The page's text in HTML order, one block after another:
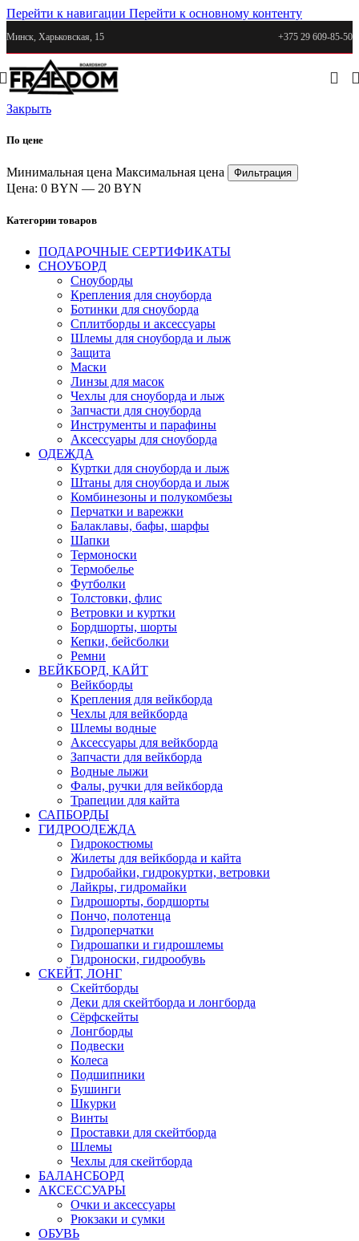
Перейти к навигации Перейти к основному контенту
Минск, Харьковская, 15 +375 29 609-85-50
Закрыть
По цене
Минимальная цена Максимальная цена Фильтрация
Цена: 0 BYN — 20 BYN
Категории товаров
ПОДАРОЧНЫЕ СЕРТИФИКАТЫ
СНОУБОРД
Сноуборды
Крепления для сноуборда
Ботинки для сноуборда
Сплитборды и аксессуары
Шлемы для сноуборда и лыж
Защита
Маски
Линзы для масок
Чехлы для сноуборда и лыж
Запчасти для сноуборда
Инструменты и парафины
Аксессуары для сноуборда
ОДЕЖДА
Куртки для сноуборда и лыж
Штаны для сноуборда и лыж
Комбинезоны и полукомбезы
Перчатки и варежки
Балаклавы, бафы, шарфы
Шапки
Термоноски
Термобелье
Футболки
Толстовки, флис
Ветровки и куртки
Бордшорты, шорты
Кепки, бейсболки
Ремни
ВЕЙКБОРД, КАЙТ
Вейкборды
Крепления для вейкборда
Чехлы для вейкборда
Шлемы водные
Аксессуары для вейкборда
Запчасти для вейкборда
Водные лыжи
Фалы, ручки для вейкборда
Трапеции для кайта
САПБОРДЫ
ГИДРООДЕЖДА
Гидрокостюмы
Жилеты для вейкборда и кайта
Гидробайки, гидрокуртки, ветровки
Лайкры, гидромайки
Гидрошорты, бордшорты
Пончо, полотенца
Гидроперчатки
Гидрошапки и гидрошлемы
Гидроноски, гидрообувь
СКЕЙТ, ЛОНГ
Скейтборды
Деки для скейтборда и лонгборда
Сёрфскейты
Лонгборды
Подвески
Колеса
Подшипники
Бушинги
Шкурки
Винты
Проставки для скейтборда
Шлемы
Чехлы для скейтборда
БАЛАНСБОРД
АКСЕССУАРЫ
Очки и аксессуары
Рюкзаки и сумки
ОБУВЬ